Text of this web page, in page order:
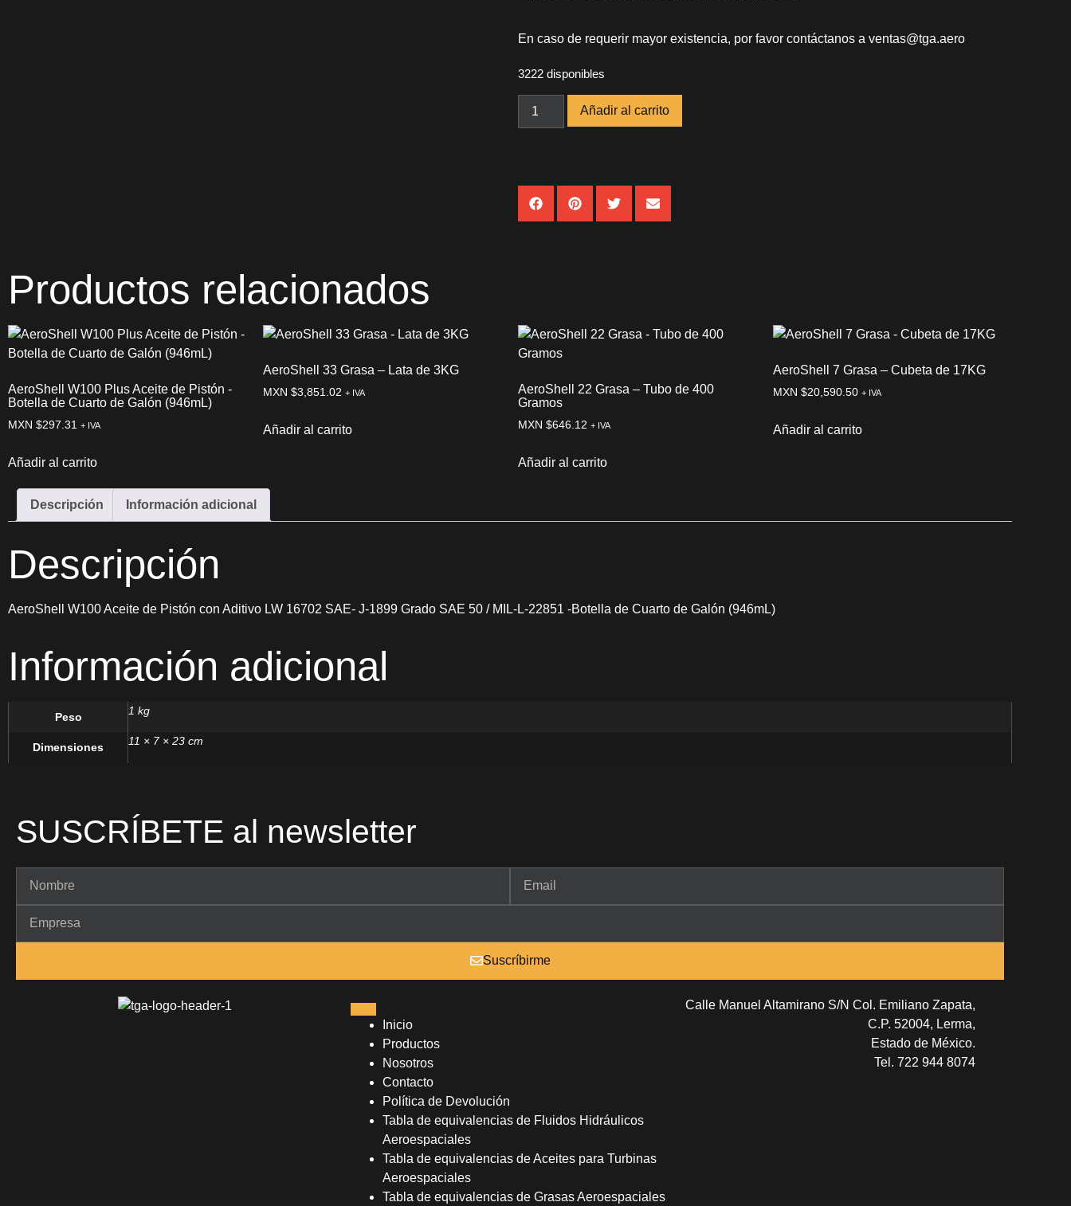
En caso de requerir mayor existencia, por favor contáctanos a ventas@tga.aero
3222 disponibles
Añadir al carrito
Productos relacionados
AeroShell W100 Plus Aceite de Pistón -
Botella de Cuarto de Galón (946mL)
MXN $297.31 + IVA
Añadir al carrito
AeroShell 33 Grasa – Lata de 3KG
MXN $3,851.02 + IVA
Añadir al carrito
AeroShell 22 Grasa – Tubo de 400
Gramos
MXN $646.12 + IVA
Añadir al carrito
AeroShell 7 Grasa – Cubeta de 17KG
MXN $20,590.50 + IVA
Añadir al carrito
Descripción Información adicional
Descripción
AeroShell W100 Aceite de Pistón con Aditivo LW 16702 SAE- J-1899 Grado SAE 50 / MIL-L-22851 -Botella de Cuarto de Galón (946mL)
Información adicional
Peso 1 kg
Dimensiones 11 × 7 × 23 cm
SUSCRÍBETE al newsletter
Suscríbirme
Inicio
Productos
Nosotros
Contacto
Política de Devolución
Tabla de equivalencias de Fluidos Hidráulicos
Aeroespaciales
Tabla de equivalencias de Aceites para Turbinas
Aeroespaciales
Tabla de equivalencias de Grasas Aeroespaciales
Calle Manuel Altamirano S/N Col. Emiliano Zapata,
C.P. 52004, Lerma,
Estado de México.
Tel. 722 944 8074